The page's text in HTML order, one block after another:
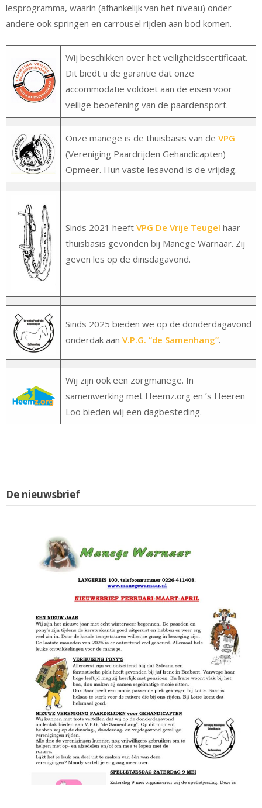
lesprogramma, waarin (afhankelijk van het niveau) onder
andere ook springen en carrousel rijden aan bod komen.
Wij beschikken over het veiligheidscertificaat.
Dit biedt u de garantie dat onze
accommodatie voldoet aan de eisen voor
veilige beoefening van de paardensport.
Onze manege is de thuisbasis van de VPG
(Vereniging Paardrijden Gehandicapten)
Opmeer. Hun vaste lesavond is de vrijdag.
Sinds 2021 heeft VPG De Vrije Teugel haar
thuisbasis gevonden bij Manege Warnaar. Zij
geven les op de dinsdagavond.
Sinds 2025 bieden we op de donderdagavond
onderdak aan V.P.G. “de Samenhang”.
Wij zijn ook een zorgmanege. In
samenwerking met Heemz.org en ’s Heeren
Loo bieden wij een dagbesteding.
De nieuwsbrief